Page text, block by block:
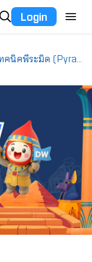
Login
เก็งกำไร DW ด้วยเทคนิคพีระมิด (Pyramid Trade)